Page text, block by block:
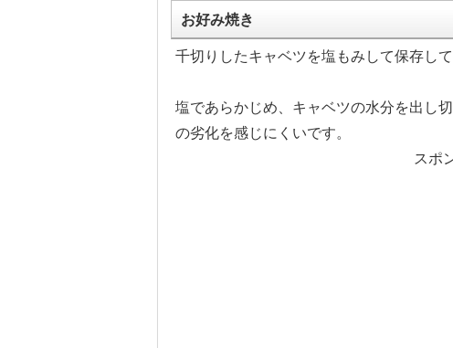
お好み焼き
千切りしたキャベツを塩もみして保存し
塩であらかじめ、キャベツの水分を出し
の劣化を感じにくいです。
スポ